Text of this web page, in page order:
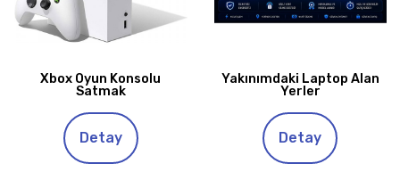
Xbox Oyun Konsolu
Satmak
Detay
Yakınımdaki Laptop Alan
Yerler
Detay